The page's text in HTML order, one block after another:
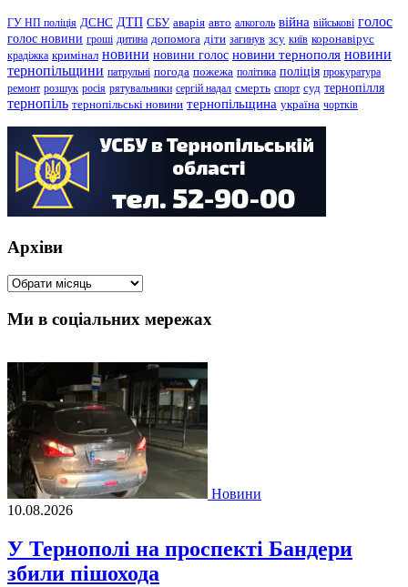
ГУ НП поліція ДСНС ДТП СБУ аварія авто алкоголь війна військові голос
голос новини гроші дитина допомога діти загинув зсу київ коронавірус
крадіжка кримінал новини новини голос новини тернополя новини
тернопільщини патрульні погода пожежа політика поліція прокуратура
ремонт розшук росія рятувальники сергій надал смерть спорт суд тернопілля
тернопіль тернопільські новини тернопільщина україна чортків
Архіви
Архіви
Ми в соціальних мережах
Новини
10.08.2026
У Тернополі на проспекті Бандери
збили пішохода